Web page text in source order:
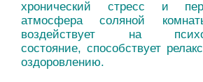
хронический стресс и
атмосфера соляной
воздействует на
состояние, способствует
оздоровлению.